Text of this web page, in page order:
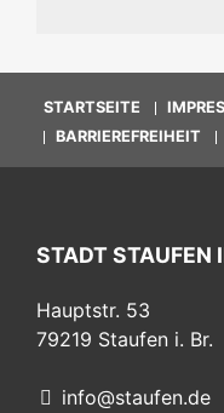
STARTSEITE
BARRIEREFREIHEIT
STADT STAUFEN
Hauptstr. 53
79219 Staufen i. Br.
info@staufen.de